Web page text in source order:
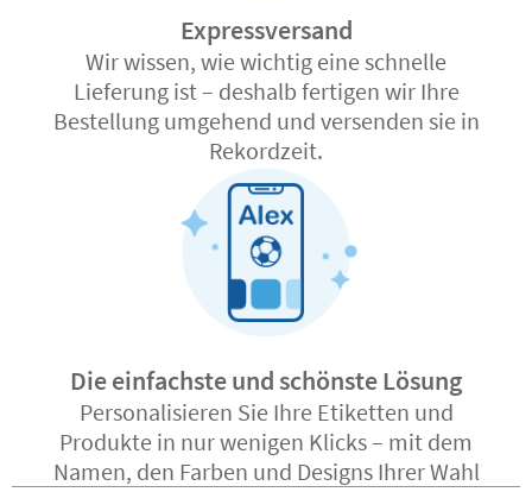
Expressversand
Wir wissen, wie wichtig eine schnelle
Lieferung ist – deshalb fertigen wir Ihre
Bestellung umgehend und versenden sie in
Rekordzeit.
Die einfachste und schönste Lösung
Personalisieren Sie Ihre Etiketten und
Produkte in nur wenigen Klicks – mit dem
Namen, den Farben und Designs Ihrer Wahl